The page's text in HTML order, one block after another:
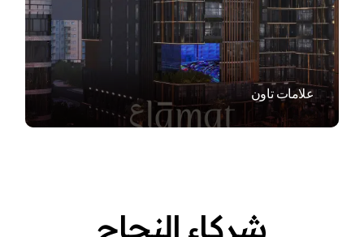
VIEW
علامات تاون
شركاء النجاح